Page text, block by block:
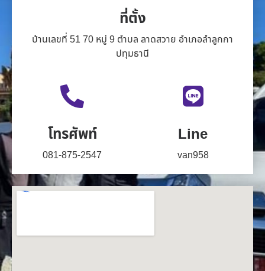
ที่ตั้ง
บ้านเลขที่ 51 70 หมู่ 9 ตำบล ลาดสวาย อำเภอลำลูกกา
ปทุมธานี
โทรศัพท์
081-875-2547
Line
van958